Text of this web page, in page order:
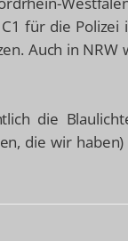
für die Polizei
Auch in NRW
die
die wir